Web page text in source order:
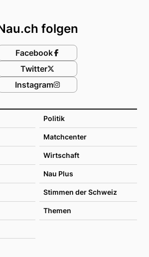
Politik
Matchcenter
Wirtschaft
Nau Plus
Stimmen der Schweiz
Themen
folgen
Facebook
Twitter
Instagram